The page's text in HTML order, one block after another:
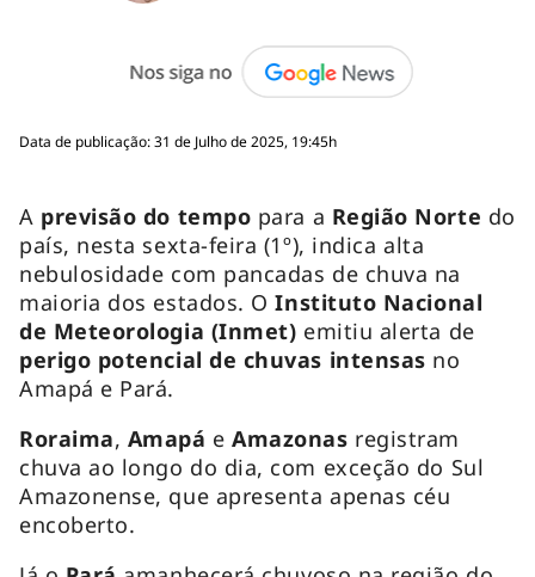
Data de publicação: 31 de Julho de 2025, 19:45h
A previsão do tempo para a Região Norte do
país, nesta sexta-feira (1º), indica alta
nebulosidade com pancadas de chuva na
maioria dos estados. OInstituto Nacional
de Meteorologia (Inmet) emitiu alerta de
perigo potencial de chuvas intensas no
Amapá e Pará.
Roraima, Amapá eAmazonas registram
chuva ao longo do dia, com exceção do Sul
Amazonense, que apresenta apenas céu
encoberto.